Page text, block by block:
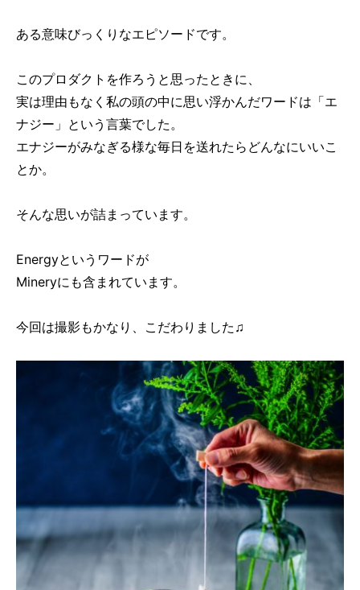
ある意味びっくりなエピソードです。
このプロダクトを作ろうと思ったときに、
実は理由もなく私の頭の中に思い浮かんだワードは「エ
ナジー」という言葉でした。
エナジーがみなぎる様な毎日を送れたらどんなにいいこ
とか。
そんな思いが詰まっています。
Energyというワードが
Mineryにも含まれています。
今回は撮影もかなり、こだわりました♫